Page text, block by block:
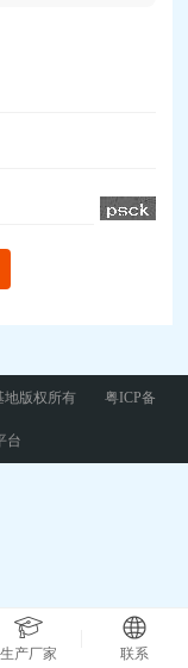
基地版权所有粤ICP备
台
生产厂家 联系